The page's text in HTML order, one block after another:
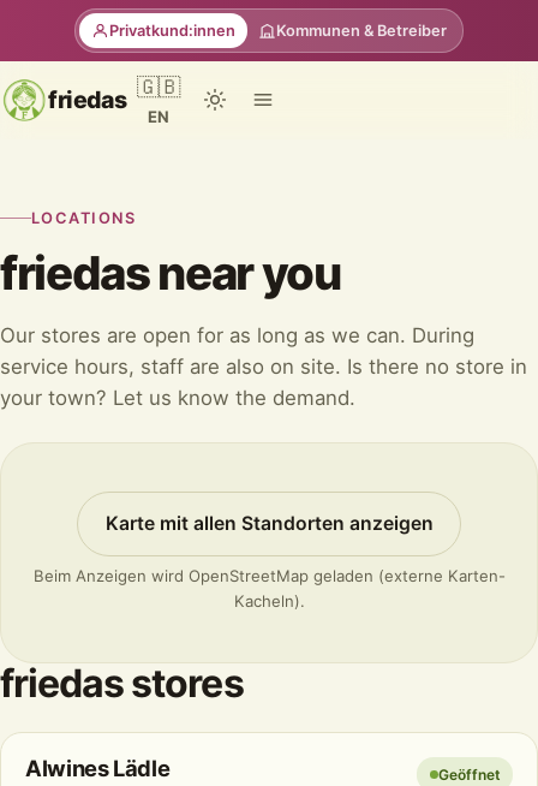
Privatkund:innen Kommunen & Betreiber
friedas 🇬🇧
EN
LOCATIONS
friedas near you
Our stores are open for as long as we can. During
service hours, staff are also on site. Is there no store in
your town? Let us know the demand.
Karte mit allen Standorten anzeigen
Beim Anzeigen wird OpenStreetMap geladen (externe Karten-
Kacheln).
friedas stores
Alwines Lädle Geöffnet